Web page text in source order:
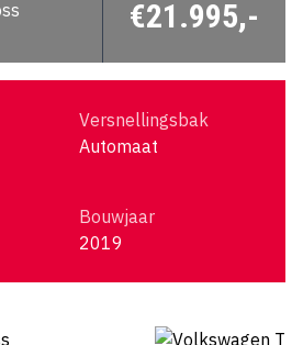
€21.995,-
Versnellingsbak
Automaat
Bouwjaar
2019